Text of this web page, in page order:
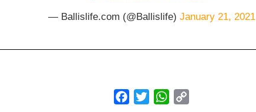
— Ballislife.com (@Ballislife) January 21, 2021
FacebookTwitterWhatsApp